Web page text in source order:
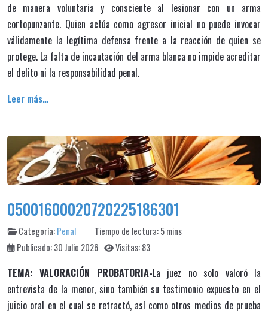
de manera voluntaria y consciente al lesionar con un arma
cortopunzante. Quien actúa como agresor inicial no puede invocar
válidamente la legítima defensa frente a la reacción de quien se
protege. La falta de incautación del arma blanca no impide acreditar
el delito ni la responsabilidad penal.
Leer más…
05001600020720225186301
Categoría:Penal
Tiempo de lectura: 5 mins
Publicado: 30 Julio 2026
Visitas: 83
TEMA: VALORACIÓN PROBATORIA-La juez no solo valoró la
entrevista de la menor, sino también su testimonio expuesto en el
juicio oral en el cual se retractó, así como otros medios de prueba